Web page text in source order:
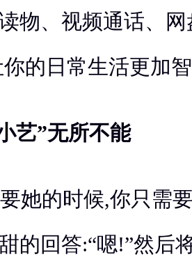
物、视频通话、
的日常生活更加
艺”无所不能
她的时候,你只需
的回答:“嗯!”然后